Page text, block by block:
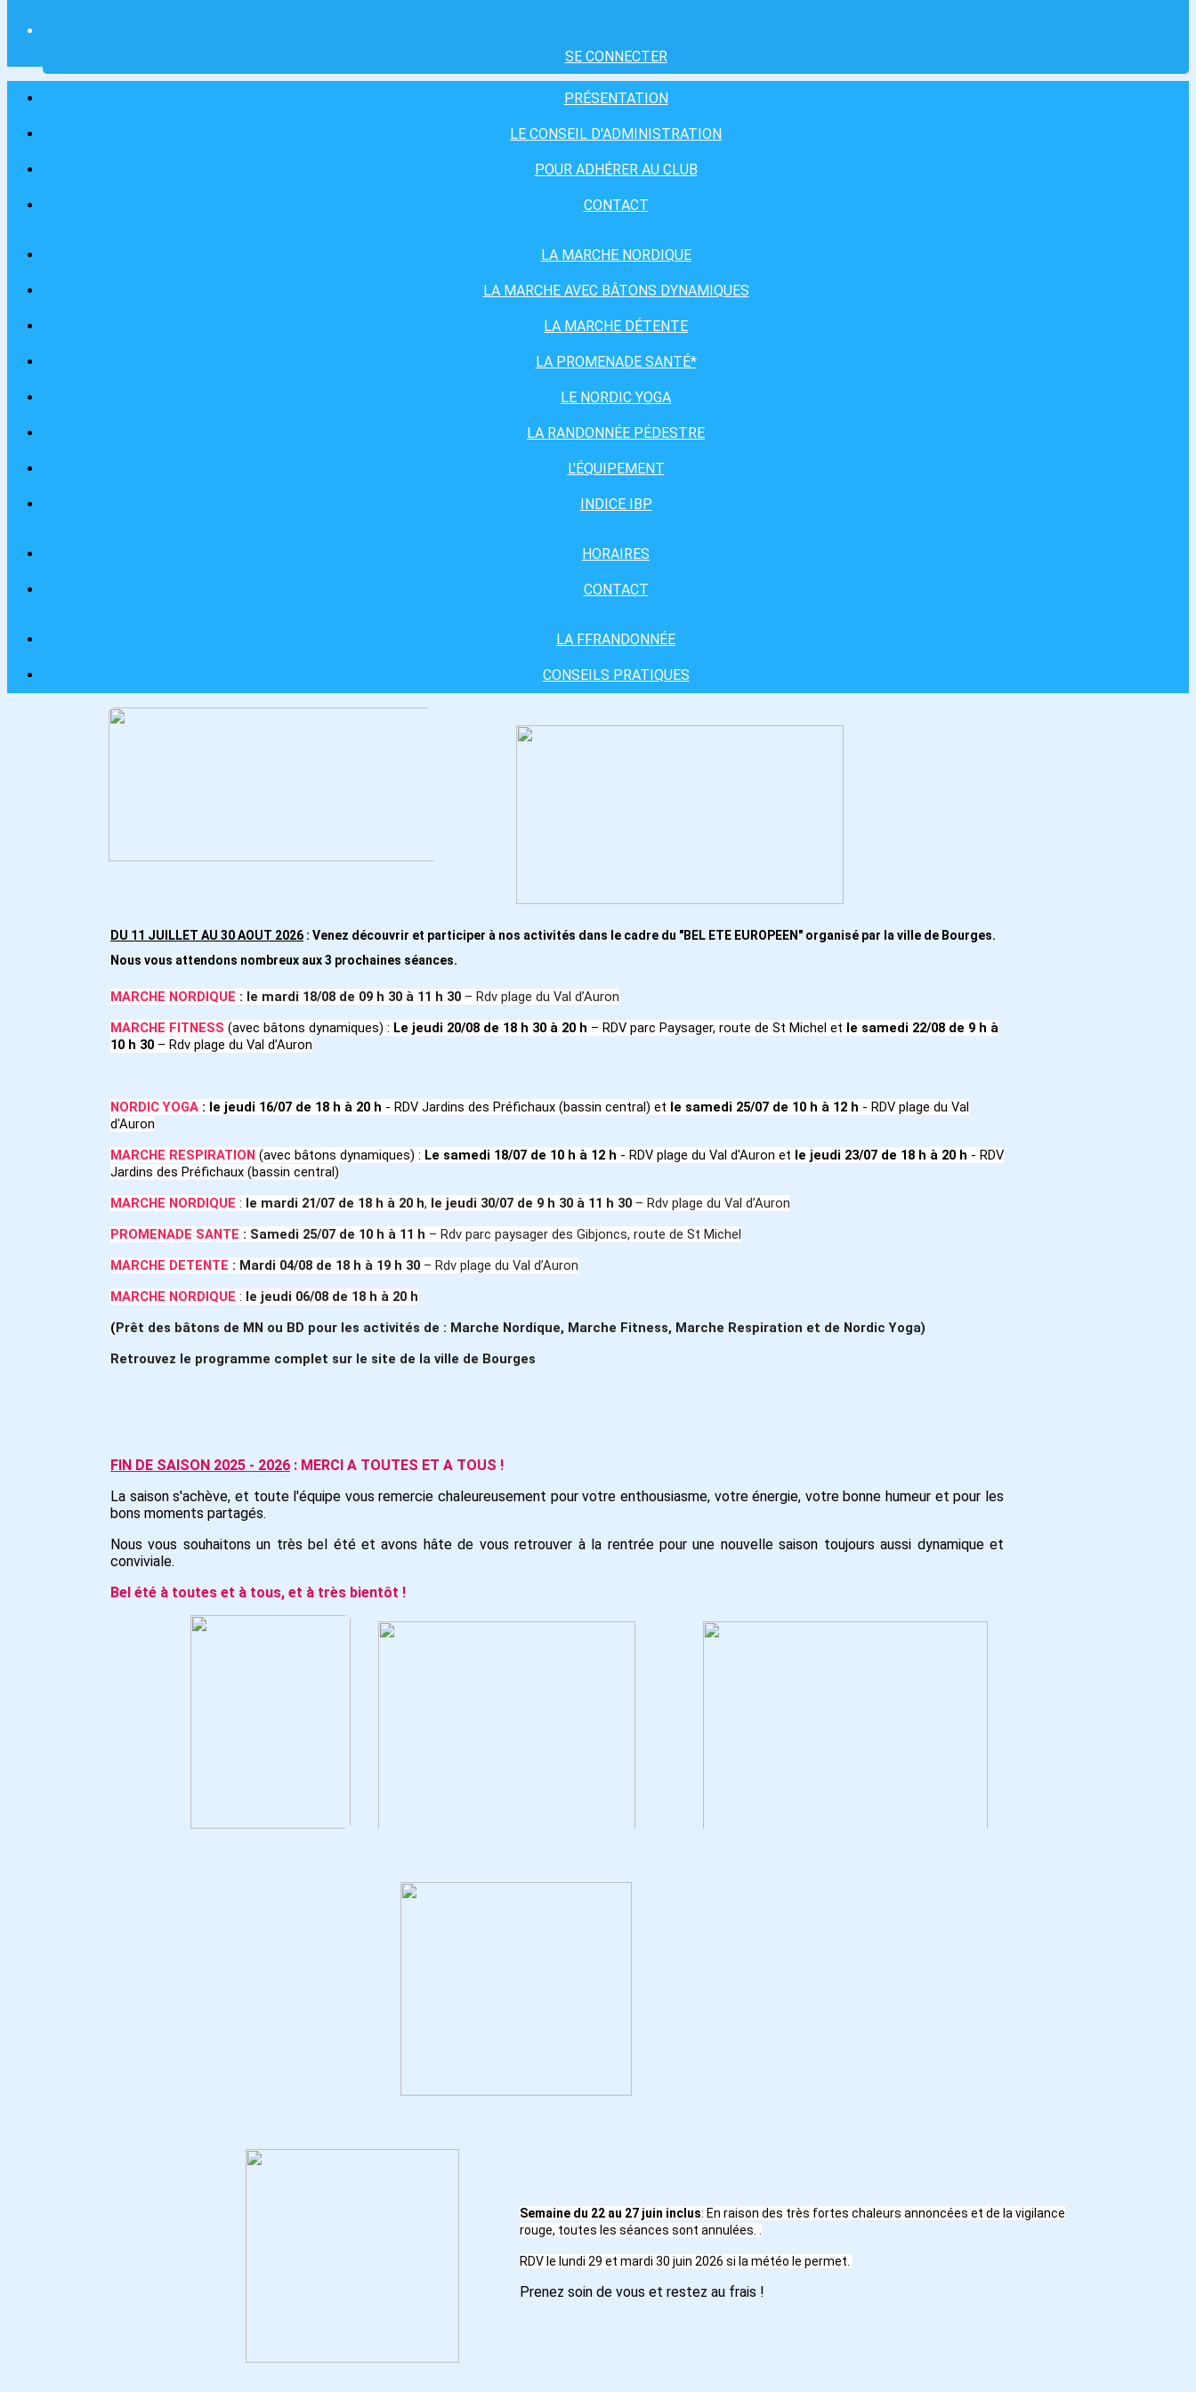
SE CONNECTER
PRÉSENTATION
LE CONSEIL D'ADMINISTRATION
POUR ADHÉRER AU CLUB
CONTACT
LA MARCHE NORDIQUE
LA MARCHE AVEC BÂTONS DYNAMIQUES
LA MARCHE DÉTENTE
LA PROMENADE SANTÉ*
LE NORDIC YOGA
LA RANDONNÉE PÉDESTRE
L'ÉQUIPEMENT
INDICE IBP
HORAIRES
CONTACT
LA FFRANDONNÉE
CONSEILS PRATIQUES
DU 11 JUILLET AU 30 AOUT 2026 : Venez découvrir et participer à nos activités dans le cadre du "BEL ETE EUROPEEN" organisé par la ville de Bourges.
Nous vous attendons nombreux aux 3 prochaines séances.
MARCHE NORDIQUE : le mardi 18/08 de 09 h 30 à 11 h 30 – Rdv plage du Val d’Auron
MARCHE FITNESS (avec bâtons dynamiques) : Le jeudi 20/08 de 18 h 30 à 20 h – RDV parc Paysager, route de St Michel et le samedi 22/08 de 9 h à
10 h 30 – Rdv plage du Val d’Auron
NORDIC YOGA : le jeudi 16/07 de 18 h à 20 h - RDV Jardins des Préfichaux (bassin central) et le samedi 25/07 de 10 h à 12 h - RDV plage du Val
d'Auron
MARCHE RESPIRATION (avec bâtons dynamiques) : Le samedi 18/07 de 10 h à 12 h - RDV plage du Val d'Auron et le jeudi 23/07 de 18 h à 20 h - RDV
Jardins des Préfichaux (bassin central)
MARCHE NORDIQUE : le mardi 21/07 de 18 h à 20 h, le jeudi 30/07 de 9 h 30 à 11 h 30 – Rdv plage du Val d’Auron
PROMENADE SANTE : Samedi 25/07 de 10 h à 11 h – Rdv parc paysager des Gibjoncs, route de St Michel
MARCHE DETENTE : Mardi 04/08 de 18 h à 19 h 30 – Rdv plage du Val d’Auron
MARCHE NORDIQUE : le jeudi 06/08 de 18 h à 20 h
(Prêt des bâtons de MN ou BD pour les activités de : Marche Nordique, Marche Fitness, Marche Respiration et de Nordic Yoga)
Retrouvez le programme complet sur le site de la ville de Bourges
FIN DE SAISON 2025 - 2026 : MERCI A TOUTES ET A TOUS !
La saison s'achève, et toute l'équipe vous remercie chaleureusement pour votre enthousiasme, votre énergie, votre bonne humeur et pour les
bons moments partagés.
Nous vous souhaitons un très bel été et avons hâte de vous retrouver à la rentrée pour une nouvelle saison toujours aussi dynamique et
conviviale.
Bel été à toutes et à tous, et à très bientôt !
Semaine du 22 au 27 juin inclus: En raison des très fortes chaleurs annoncées et de la vigilance
rouge, toutes les séances sont annulées.
RDV le lundi 29 et mardi 30 juin 2026 si la météo le permet.
Prenez soin de vous et restez au frais !